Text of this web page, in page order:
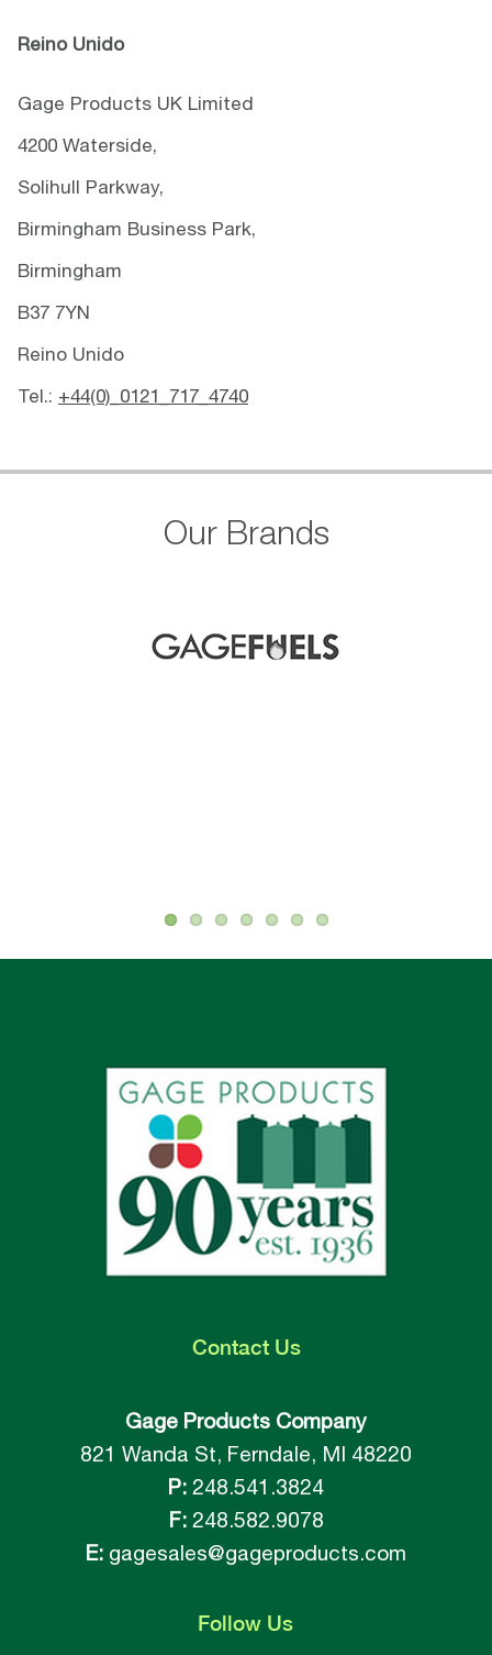
Reino Unido
Gage Products UK Limited
4200 Waterside,
Solihull Parkway,
Birmingham Business Park,
Birmingham
B37 7YN
Reino Unido
Tel.: +44(0)_0121_717_4740
Our Brands
ContactUs
Gage Products Company
821 Wanda St, Ferndale, MI 48220
P: 248.541.3824
F:248.582.9078
E: gagesales@gageproducts.com
Follow Us